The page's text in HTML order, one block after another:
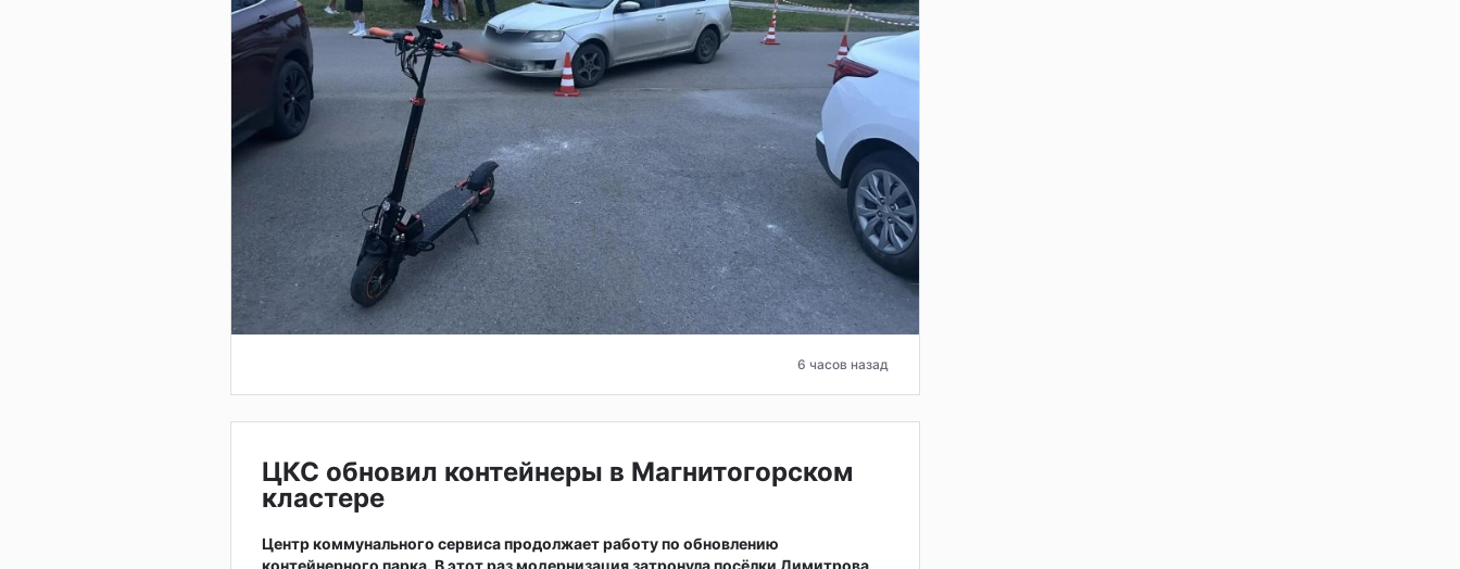
6 часов назад
ЦКС обновил контейнеры в Магнитогорском
кластере
Центр коммунального сервиса продолжает работу по обновлению
контейнерного парка. В этот раз модернизация затронула посёлки Димитрова,